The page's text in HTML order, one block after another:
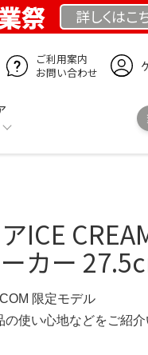
祭 詳しくはこ
ご利用案内
お問い合わせ
ICE
カー
限定モデル
使い心地などをご紹介